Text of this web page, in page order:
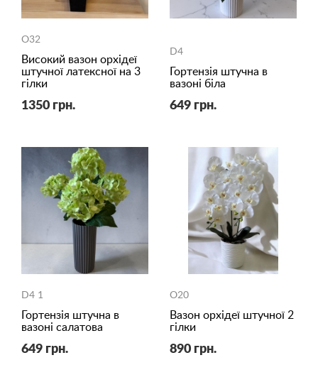
O32
Високий вазон орхідеї
штучної латексної на 3
гілки
1350 грн.
D4
Гортензія штучна в
вазоні біла
649 грн.
D4 1
Гортензія штучна в
вазоні салатова
649 грн.
O20
Вазон орхідеї штучної 2
гілки
890 грн.